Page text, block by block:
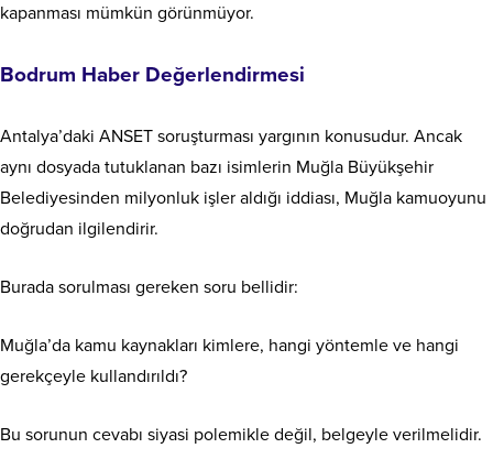
kapanması mümkün görünmüyor.
Bodrum Haber Değerlendirmesi
Antalya’daki ANSET soruşturması yargının konusudur. Ancak
aynı dosyada tutuklanan bazı isimlerin Muğla Büyükşehir
Belediyesinden milyonluk işler aldığı iddiası, Muğla kamuoyunu
doğrudan ilgilendirir.
Burada sorulması gereken soru bellidir:
Muğla’da kamu kaynakları kimlere, hangi yöntemle ve hangi
gerekçeyle kullandırıldı?
Bu sorunun cevabı siyasi polemikle değil, belgeyle verilmelidir.